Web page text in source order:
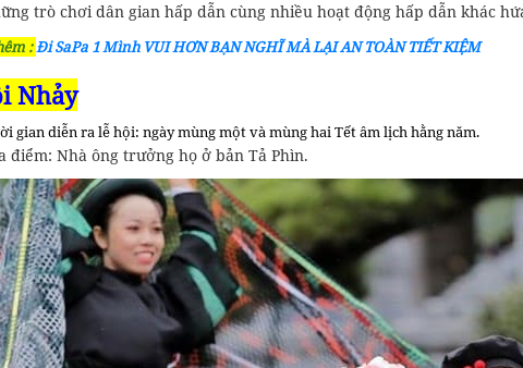
trò chơi dân gian hấp dẫn cùng nhiều hoạt động hấp dẫn khác
:Đi SaPa 1 Mình VUI HƠN BẠN NGHĨ MÀ LẠI AN TOÀN TIẾT KIỆM
Nhảy
gian diễn ra lễ hội: ngày mùng một và mùng hai Tết âm lịch hằng năm.
điểm: Nhà ông trưởng họ ở bản Tả Phìn.